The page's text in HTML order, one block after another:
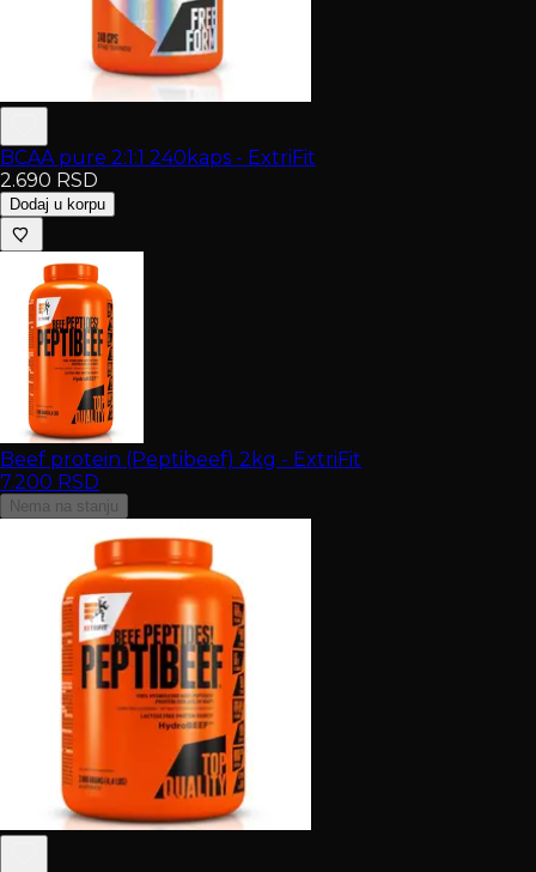
BCAA pure 2:1:1 240kaps - ExtriFit
2.690 RSD
Dodaj u korpu
Beef protein (Peptibeef) 2kg - ExtriFit
7.200 RSD
Nema na stanju